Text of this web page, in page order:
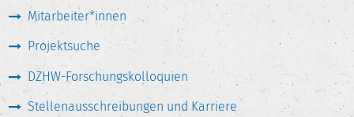
Mitarbeiter*innen
Projektsuche
DZHW-Forschungskolloquien
Stellenausschreibungen und Karriere